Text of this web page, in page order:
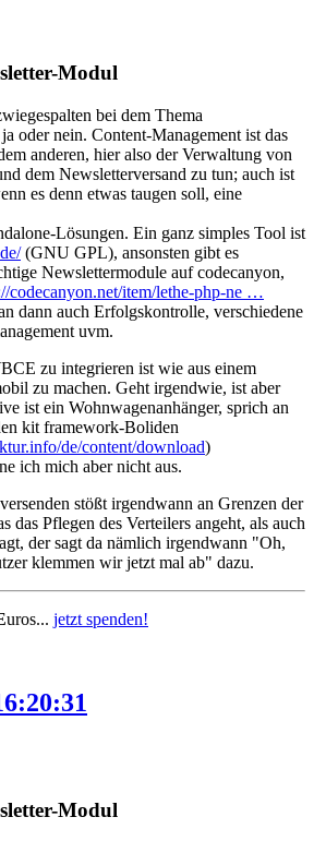
Modul
bei dem Thema
oder nein. Content-Management ist das
anderen, hier also der Verwaltung von
dem Newsletterversand zu tun; auch ist
es denn etwas taugen soll, eine
Lösungen. Ein ganz simples Tool ist
(GNU GPL), ansonsten gibt es
Newslettermodule auf codecanyon,
codecanyon.net/item/lethe-php-ne …
dann auch Erfolgskontrolle, verschiedene
uvm.
zu integrieren ist wie aus einem
zu machen. Geht irgendwie, ist aber
ist ein Wohnwagenanhänger, sprich an
kit framework-Boliden
de/content/download)
ich mich aber nicht aus.
stößt irgendwann an Grenzen der
das Pflegen des Verteilers angeht, als auch
der sagt da nämlich irgendwann "Oh,
klemmen wir jetzt mal ab" dazu.
uros... jetzt spenden!
Modul